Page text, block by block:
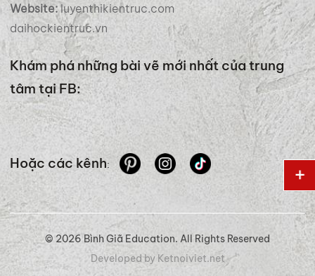
Website:luyenthikientruc.com
daihockientruc.vn
Khám phá những bài vẽ mới nhất của trung
tâm tại FB:
Hoặc các kênh:
© 2026 Bình Giã Education. All Rights Reserved
Developed by Ketnoiviet.net